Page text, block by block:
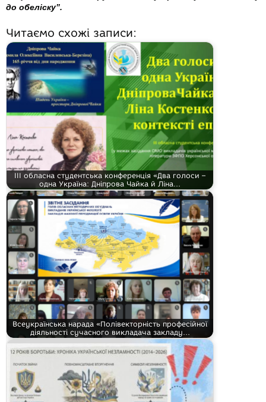
до обеліску”.
Читаємо схожі записи:
ІІІ обласна студентська конференція «Два голоси –
одна Україна: Дніпрова Чайка й Ліна…
Всеукраїнська нарада «Полівекторність професійної
діяльності сучасного викладача закладу…